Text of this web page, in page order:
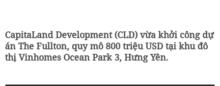
CapitaLand Development (CLD) vừa khởi công dự
án The Fullton, quy mô 800 triệu USD tại khu đô
thị Vinhomes Ocean Park 3, Hưng Yên.